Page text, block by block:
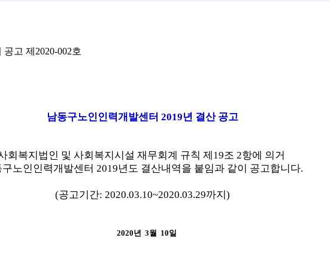
고 제2020-002호
남동구노인인력개발센터 2019년 결산 공고
회복지법인 및 사회복지시설 재무회계 규칙 제19조 2항에 의거
구노인인력개발센터 2019년도 결산내역을 붙임과 같이 공고합니다.
(공고기간: 2020.03.10~2020.03.29까지)
2020년 3월 10일